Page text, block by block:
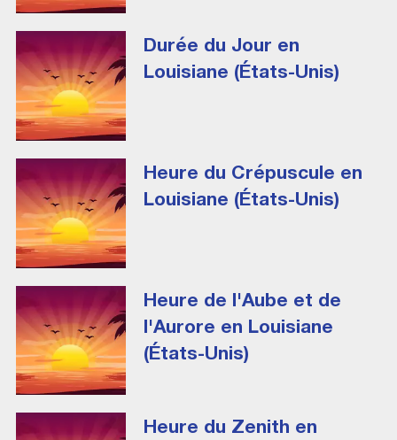
Durée du Jour en
Louisiane (États-Unis)
Heure du Crépuscule en
Louisiane (États-Unis)
Heure de l'Aube et de
l'Aurore en Louisiane
(États-Unis)
Heure du Zenith en